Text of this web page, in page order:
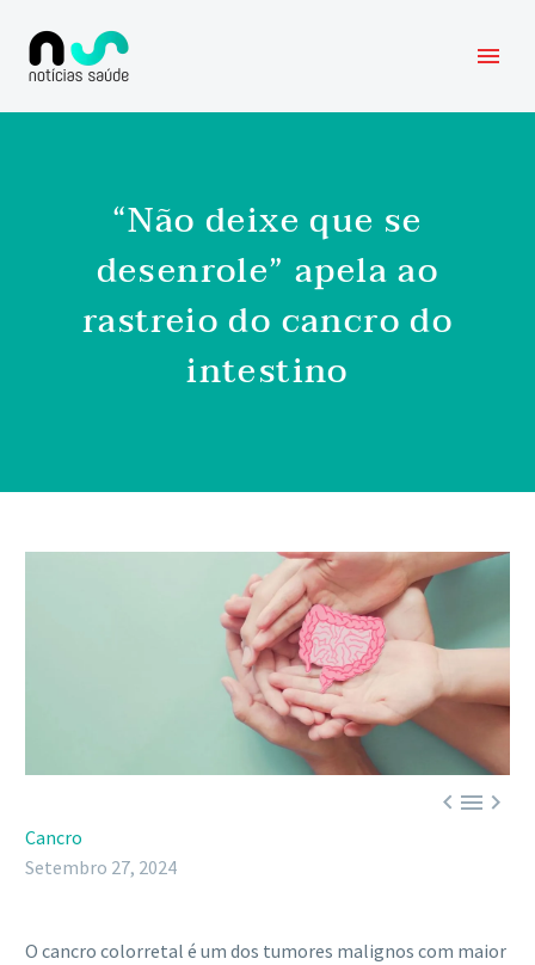
“Não deixe que se
desenrole” apela ao
rastreio do cancro do
intestino

Cancro
Setembro 27, 2024
O cancro colorretal é um dos tumores malignos com maior